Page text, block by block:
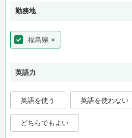
勤務地
福島県 ×
英語力
英語を使う 英語を使わない
どちらでもよい